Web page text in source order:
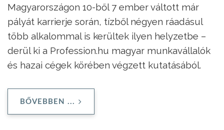
Magyarországon 10-ből 7 ember váltott már
pályát karrierje során, tízből négyen ráadásul
több alkalommal is kerültek ilyen helyzetbe –
derül ki a Profession.hu magyar munkavállalók
és hazai cégek körében végzett kutatásából.
BŐVEBBEN ...